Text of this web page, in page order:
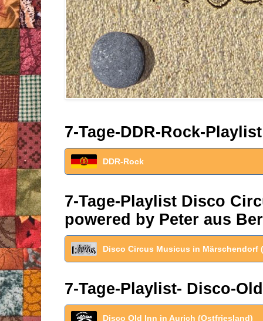
7-Tage-DDR-Rock-
DDR-Rock
7-Tage-Playlist Disco
powered by Peter aus
Disco Circus Musicus in Märschendorf
7-Tage-Playlist- Disco-
Disco Old Inn in Aurich (Ostfriesland)